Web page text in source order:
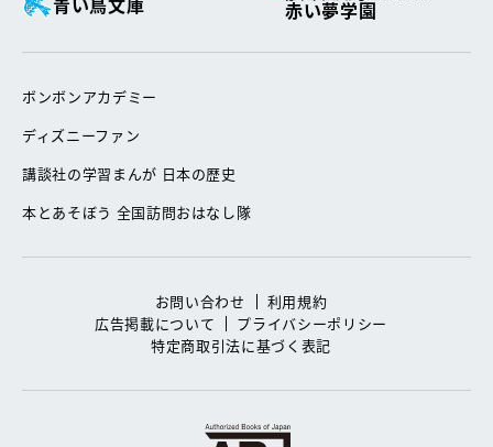
赤い夢学園
ボンボンアカデミー
ディズニーファン
講談社の学習まんが 日本の歴史
本とあそぼう 全国訪問おはなし隊
お問い合わせ
利用規約
広告掲載について
プライバシーポリシー
特定商取引法に基づく表記